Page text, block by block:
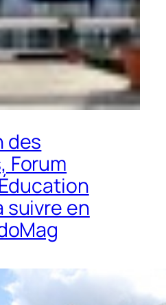
des
Forum
suivre en